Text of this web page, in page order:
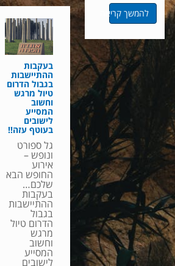
להמשך קריאה
בעקבות
ההתיישבות
בגבול הדרום
טיול מרגש
וחשוב
המסייע
לישובים
בעוטף עזה!!
גל ספורט
ונופש –
אירוע
החופש הבא
שלכם…
בעקבות
ההתיישבות
בגבול
הדרום טיול
מרגש
וחשוב
המסייע
לישובים